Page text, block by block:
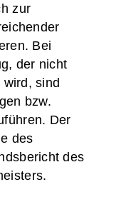
zur
Bei
der nicht
sind
bzw.
Der
des
des